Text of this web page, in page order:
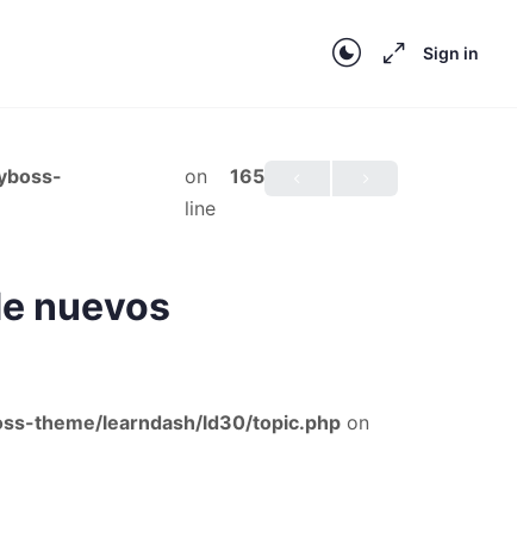
Sign in
on
line
165
nuevos
theme/learndash/ld30/topic.php on